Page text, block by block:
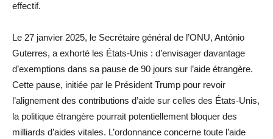
effectif.
Le 27 janvier 2025, le Secrétaire général de l’ONU, António
Guterres, a exhorté les États-Unis : d’envisager davantage
d’exemptions dans sa pause de 90 jours sur l’aide étrangère.
Cette pause, initiée par le Président Trump pour revoir
l’alignement des contributions d’aide sur celles des États-Unis,
la politique étrangère pourrait potentiellement bloquer des
milliards d’aides vitales. L’ordonnance concerne toute l’aide